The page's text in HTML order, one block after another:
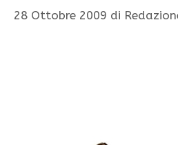
28 Ottobre 2009 di